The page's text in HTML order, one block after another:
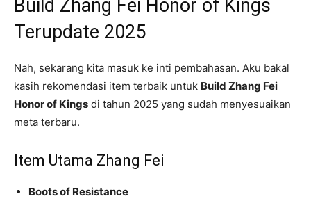
Build Zhang Fei Honor of Kings
Terupdate 2025
Nah, sekarang kita masuk ke inti pembahasan. Aku bakal
kasih rekomendasi item terbaik untuk Build Zhang Fei
Honor of Kings di tahun 2025 yang sudah menyesuaikan
meta terbaru.
Item Utama Zhang Fei
Boots of Resistance